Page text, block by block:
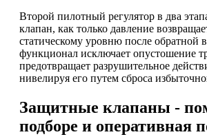
Второй пилотный регулятор в два
клапан, как только давление
статическому уровню после обратной
функционал исключает опустошение
предотвращает разрушительное
нивелируя его путем сброса
Защитные клапаны -
подборе и оперативная